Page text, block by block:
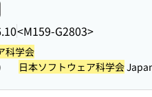
<M159-G2803>
科学会
日本ソフトウェア科学会